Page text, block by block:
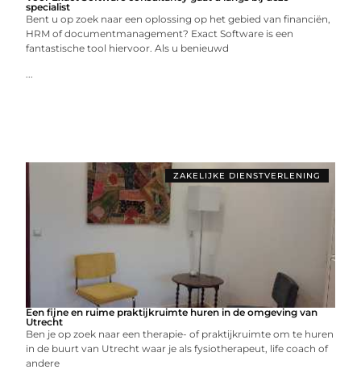
specialist
Bent u op zoek naar een oplossing op het gebied van financiën,
HRM of documentmanagement? Exact Software is een
fantastische tool hiervoor. Als u benieuwd
...
ZAKELIJKE DIENSTVERLENING
Een fijne en ruime praktijkruimte huren in de omgeving van
Utrecht
Ben je op zoek naar een therapie- of praktijkruimte om te huren
in de buurt van Utrecht waar je als fysiotherapeut, life coach of
andere